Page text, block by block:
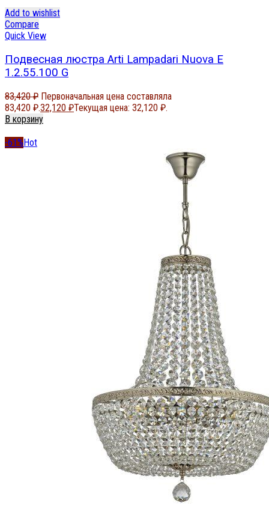
Add to wishlist
Compare
Quick View
Подвесная люстра Arti Lampadari Nuova E
1.2.55.100 G
83,420₽ Первоначальная цена составляла
83,420 ₽.32,120 ₽Текущая цена: 32,120 ₽.
В корзину
-61%Hot